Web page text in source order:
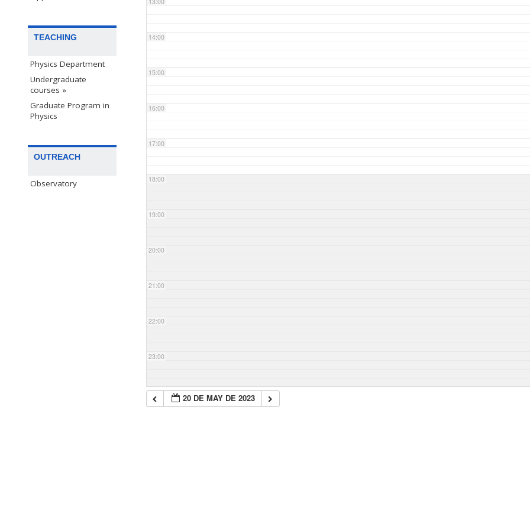
TEACHING
Physics Department
Undergraduate
courses »
Graduate Program in
Physics
OUTREACH
Observatory
14:00
15:00
16:00
17:00
18:00
19:00
20:00
21:00
22:00
23:00
20 DE MAY DE 2023